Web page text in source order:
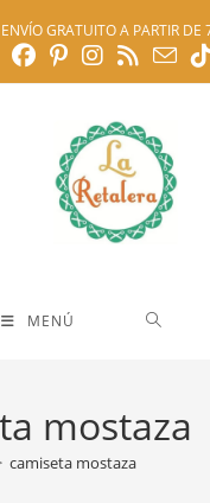
ENVÍO GRATUITO A PARTIR DE
MENÚ
mostaza
camiseta mostaza